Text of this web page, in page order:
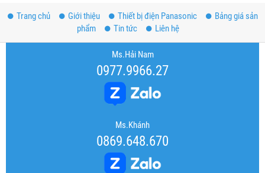
Trang chủ Giới thiệu Thiết bị điện Panasonic
Bảng giá sản
phẩm
Tin tức Liên hệ
Ms.Hải Nam
0977.9966.27
Ms.Khánh
0869.648.670